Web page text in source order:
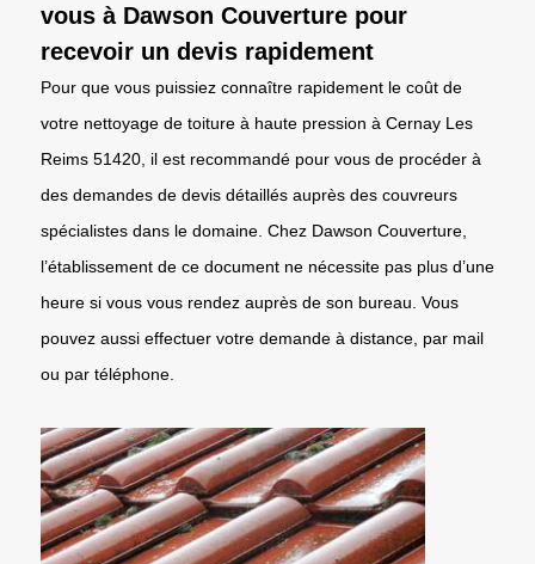
vous à Dawson Couverture pour
recevoir un devis rapidement
Pour que vous puissiez connaître rapidement le coût de
votre nettoyage de toiture à haute pression à Cernay Les
Reims 51420, il est recommandé pour vous de procéder à
des demandes de devis détaillés auprès des couvreurs
spécialistes dans le domaine. Chez Dawson Couverture,
l’établissement de ce document ne nécessite pas plus d’une
heure si vous vous rendez auprès de son bureau. Vous
pouvez aussi effectuer votre demande à distance, par mail
ou par téléphone.